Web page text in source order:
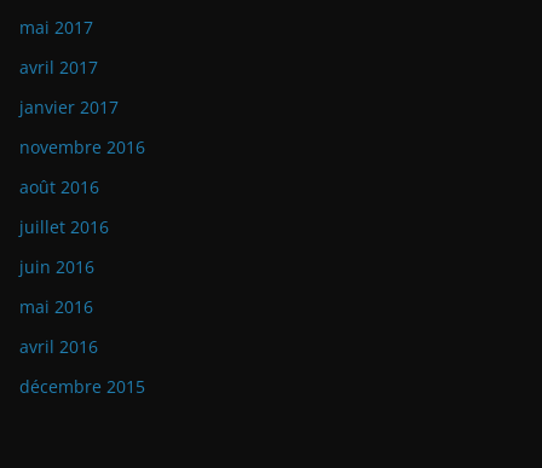
mai 2017
avril 2017
janvier 2017
novembre 2016
août 2016
juillet 2016
juin 2016
mai 2016
avril 2016
décembre 2015